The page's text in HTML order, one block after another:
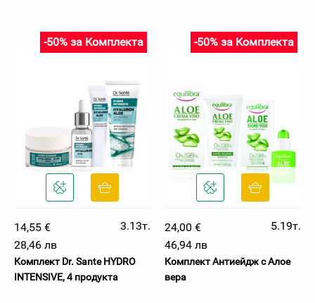
-50% за Комплекта
14,55 €
3.13т.
28,46 лв
Комплект Dr. Sante HYDRO
INTENSIVE, 4 продукта
-50% за Комплекта
24,00 €
5.19т.
46,94 лв
Комплект Антиейдж с Алое
вера